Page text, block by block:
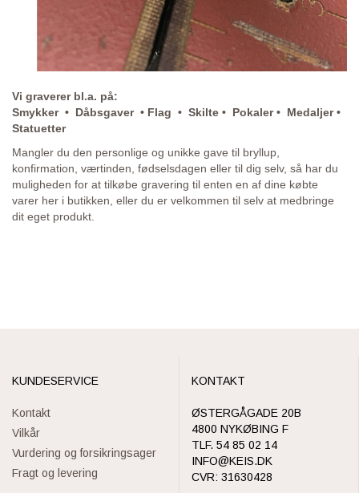
Vi graverer bl.a. på:
Smykker • Dåbsgaver • Flag • Skilte • Pokaler • Medaljer •
Statuetter
Mangler du den personlige og unikke gave til bryllup,
konfirmation, værtinden, fødselsdagen eller til dig selv, så har du
muligheden for at tilkøbe gravering til enten en af dine købte
varer her i butikken, eller du er velkommen til selv at medbringe
dit eget produkt.
KUNDESERVICE
Kontakt
Vilkår
Vurdering og forsikringsager
Fragt og levering
KONTAKT
ØSTERGÅGADE 20B
4800 NYKØBING F
TLF. 54 85 02 14
INFO@KEIS.DK
CVR: 31630428